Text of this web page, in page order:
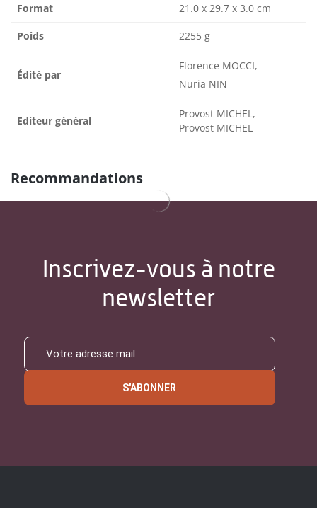
Format 21.0 x 29.7 x 3.0 cm
Poids 2255 g
Édité par
Florence MOCCI,
Nuria NIN
Editeur général
Provost MICHEL,
Provost MICHEL
Recommandations
Inscrivez-vous à notre
newsletter
S'ABONNER